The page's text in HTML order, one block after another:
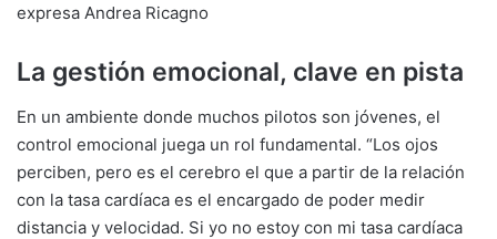
expresa Andrea Ricagno
La gestión emocional, clave en pista
En un ambiente donde muchos pilotos son jóvenes, el
control emocional juega un rol fundamental. “Los ojos
perciben, pero es el cerebro el que a partir de la relación
con la tasa cardíaca es el encargado de poder medir
distancia y velocidad. Si yo no estoy con mi tasa cardíaca